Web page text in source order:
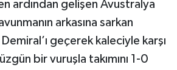
ardından gelişen Avustralya
arkasına sarkan
geçerek kaleciyle karşı
bir vuruşla takımını 1-0